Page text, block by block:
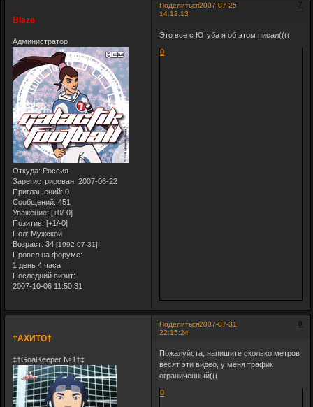
Поделиться 7
2007-07-25
14:12:13
Blaze
Администратор
Откуда: Россия
Зарегистрирован: 2007-06-22
Приглашений: 0
Сообщений: 451
Уважение: [+0/-0]
Позитив: [+1/-0]
Пол: Мужской
Возраст: 34 [1992-07-31]
Провел на форуме:
1 день 4 часа
Последний визит:
2007-10-06 11:50:31
Это все с Ютуба я об этом писал((((
0
Поделиться 8
2007-07-31
22:15:24
†АХИТО†
‡†GoalKeeper №1†‡
Пожалуйста, напишите сколько метров
весят эти видео, у меня трафик
ограниченный(((
0